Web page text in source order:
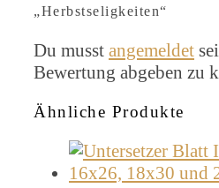
„Herbstseligkeiten“
Du musst angemeldet
Bewertung abgeben zu
Ähnliche Produkte